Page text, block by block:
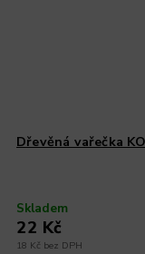
Dřevěná vařečka
Skladem
18 Kč bez DPH
22 Kč